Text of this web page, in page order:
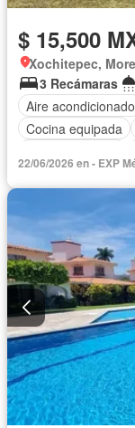
$ 15,500
Xochitepec,
3 Recámaras
Aire acondicionado
Cocina equipada
22/06/2026 en - EXP